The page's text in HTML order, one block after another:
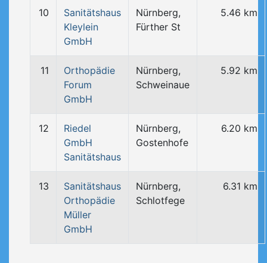
10
Sanitätshaus
Kleylein
GmbH
Nürnberg,
Fürther St
5.46 km
11
Orthopädie
Forum
GmbH
Nürnberg,
Schweinaue
5.92 km
12
Riedel
GmbH
Sanitätshaus
Nürnberg,
Gostenhofe
6.20 km
13
Sanitätshaus
Orthopädie
Müller
GmbH
Nürnberg,
Schlotfege
6.31 km